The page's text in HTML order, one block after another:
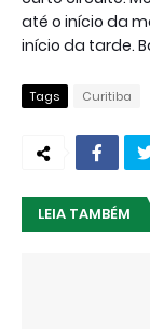
até o início da
início da tarde.
Tags Curitiba
LEIA TAMBÉM